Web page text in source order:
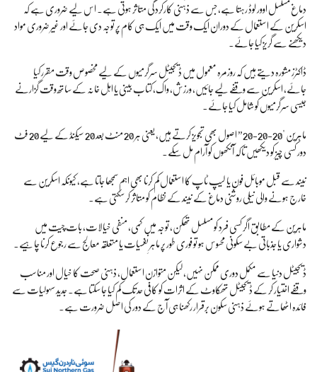
دماغ مسلسل اوور لوڈ رہتا ہے، جس سے ذہنی کارکردگی متاثر ہوتی ہے۔ اس لیے ضروری ہے کہ
اسکرین کے استعمال کے دوران ایک وقت میں ایک ہی کام پر توجہ دی جائے اور غیر ضروری مواد
دیکھنے سے گریز کیا جائے۔
ڈاکٹرز مشورہ دیتے ہیں کہ روزمرہ معمول میں ڈیجیٹل سرگرمیوں کے لیے مخصوص وقت مقرر کیا
جائے، اسکرین سے وقفے لیے جائیں، ورزش، واک، کتاب بینی یا اہل خانہ کے ساتھ وقت گزارنے
جیسی سرگرمیوں کو شامل کیا جائے۔
ماہرین "20-20-20” اصول بھی تجویز کرتے ہیں، یعنی ہر 20 منٹ بعد 20 سیکنڈ کے لیے 20 فٹ
دور کسی چیز کو دیکھیں تاکہ آنکھوں کو آرام مل سکے۔
نیند سے قبل موبائل فون یا لیپ ٹاپ کا استعمال کم کرنا بھی اہم سمجھا جاتا ہے، کیونکہ اسکرین سے
خارج ہونے والی نیلی روشنی دماغ کے نیند کے نظام کو متاثر کر سکتی ہے۔
ماہرین کے مطابق اگر کسی فرد کو مسلسل تھکن، توجہ میں کمی، منفی خیالات، بات چیت میں
دشواری یا جذباتی بے سکونی محسوس ہو تو فوری طور پر ماہرِ نفسیات یا متعلقہ معالج سے رجوع کرنا چاہیے۔
ڈیجیٹل دنیا سے مکمل دوری ممکن نہیں، لیکن متوازن استعمال، ذہنی صحت کا خیال اور مناسب
وقفے اختیار کر کے ڈیجیٹل تھکاوٹ کے اثرات کو کافی حد تک کم کیا جا سکتا ہے۔ جدید سہولیات سے
فائدہ اٹھاتے ہوئے ذہنی سکون برقرار رکھنا ہی آج کے دور کی اصل ضرورت ہے۔